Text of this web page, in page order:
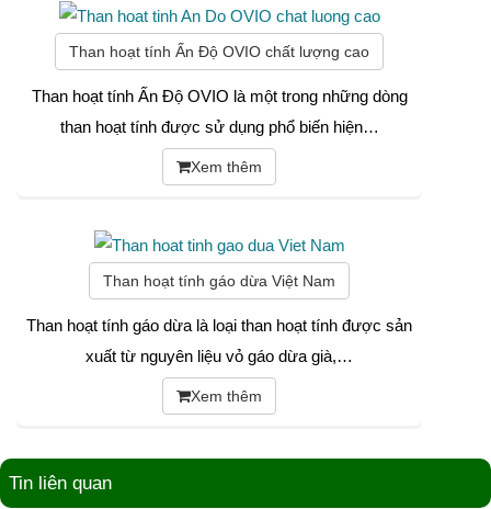
Than hoạt tính Ấn Độ OVIO chất lượng cao
Than hoạt tính Ấn Độ OVIO là một trong những dòng
than hoạt tính được sử dụng phổ biến hiện…
Xem thêm
Than hoạt tính gáo dừa Việt Nam
Than hoạt tính gáo dừa là loại than hoạt tính được sản
xuất từ nguyên liệu vỏ gáo dừa già,…
Xem thêm
Tin liên quan